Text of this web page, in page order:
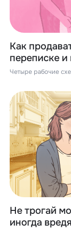
Как
переписке
Четыре рабочие
Не трогай
иногда